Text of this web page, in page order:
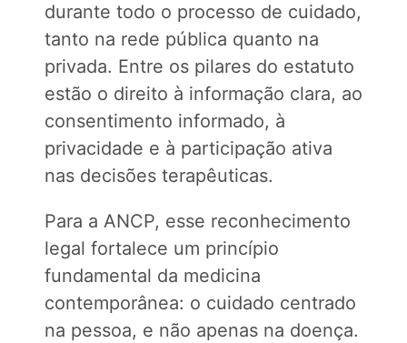
durante todo o processo de cuidado,
tanto na rede pública quanto na
privada. Entre os pilares do estatuto
estão o direito à informação clara, ao
consentimento informado, à
privacidade e à participação ativa
nas decisões terapêuticas.
Para a ANCP, esse reconhecimento
legal fortalece um princípio
fundamental da medicina
contemporânea: o cuidado centrado
na pessoa, e não apenas na doença.